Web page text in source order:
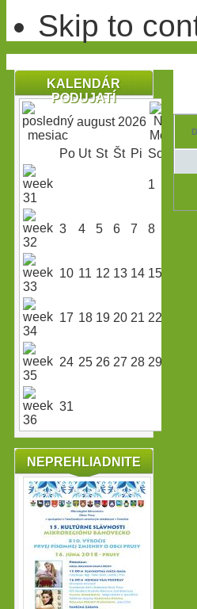
Skip to
KALENDÁR
PODUJATÍ
august 2026
Po Ut St Št Pi So Ne
1
3 4 5 6 7 8
10 11 12 13 14 15
17 18 19 20 21 22
24 25 26 27 28 29
31
NEPREHLIADNITE